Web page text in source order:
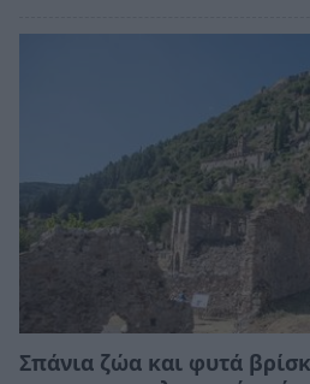
Σπάνια ζώα και φυτά